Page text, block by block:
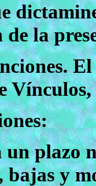
la
un plazo
bajas y